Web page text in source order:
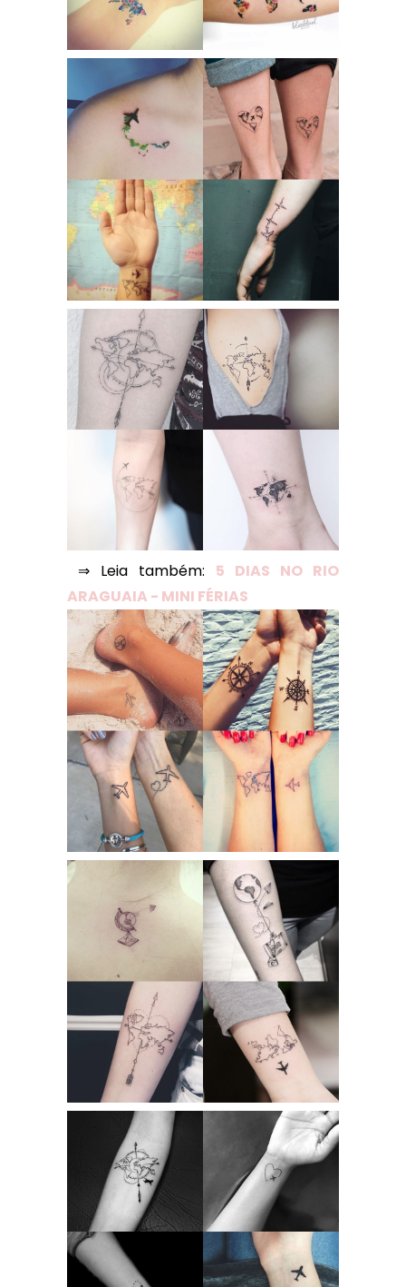
⇒ Leia também: 5 DIAS NO RIO
ARAGUAIA - MINI FÉRIAS